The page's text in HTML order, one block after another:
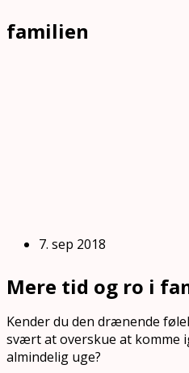
familien
7. sep 2018
Mere tid og ro i
Kender du den drænende
svært at overskue at komme
almindelig uge?